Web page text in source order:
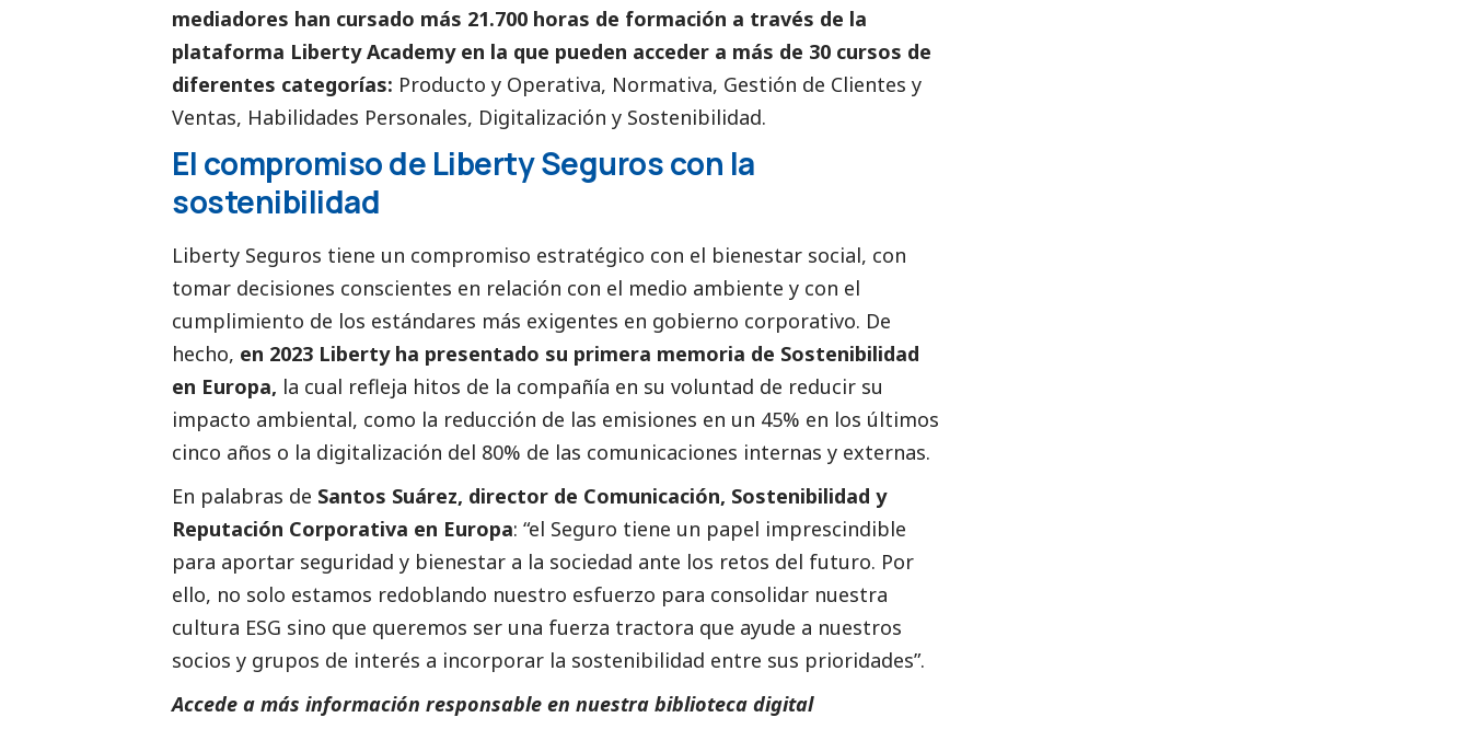
mediadores han cursado más 21.700 horas de formación a través de la
plataforma Liberty Academy en la que pueden acceder a más de 30 cursos de
diferentes categorías: Producto y Operativa, Normativa, Gestión de Clientes y
Ventas, Habilidades Personales, Digitalización y Sostenibilidad.
El compromiso de Liberty Seguros con la
sostenibilidad
Liberty Seguros tiene un compromiso estratégico con el bienestar social, con
tomar decisiones conscientes en relación con el medio ambiente y con el
cumplimiento de los estándares más exigentes en gobierno corporativo. De
hecho, en 2023 Liberty ha presentado su primera memoria de Sostenibilidad
en Europa, la cual refleja hitos de la compañía en su voluntad de reducir su
impacto ambiental, como la reducción de las emisiones en un 45% en los últimos
cinco años o la digitalización del 80% de las comunicaciones internas y externas.
En palabras de Santos Suárez, director de Comunicación, Sostenibilidad y
Reputación Corporativa en Europa: “el Seguro tiene un papel imprescindible
para aportar seguridad y bienestar a la sociedad ante los retos del futuro. Por
ello, no solo estamos redoblando nuestro esfuerzo para consolidar nuestra
cultura ESG sino que queremos ser una fuerza tractora que ayude a nuestros
socios y grupos de interés a incorporar la sostenibilidad entre sus prioridades”.
Accede a más información responsable en nuestra biblioteca digital